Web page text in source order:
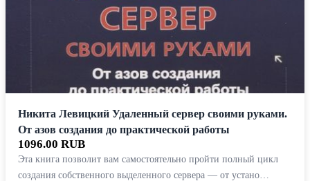
Никита Левицкий Удаленный сервер своими руками.
От азов создания до практической работы
1096.00 RUB
Эта книга позволит вам самостоятельно пройти полный цикл
создания собственного выделенного сервера — от устано…